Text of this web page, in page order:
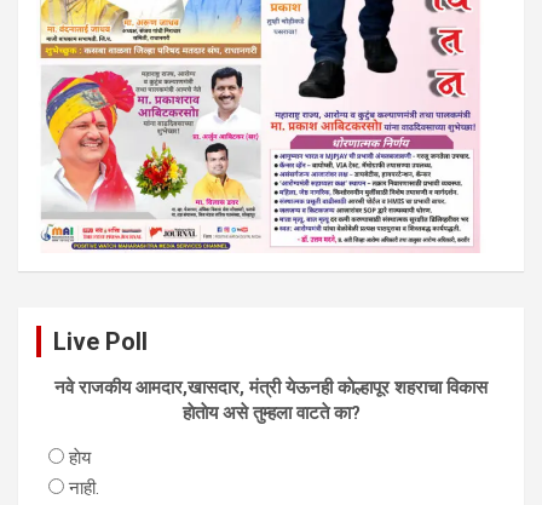
Live Poll
नवे राजकीय आमदार,खासदार, मंत्री येऊनही काेल्हापूर शहराचा विकास
हाेताेय असे तुम्हला वाटते का?
हाेय
नाही.